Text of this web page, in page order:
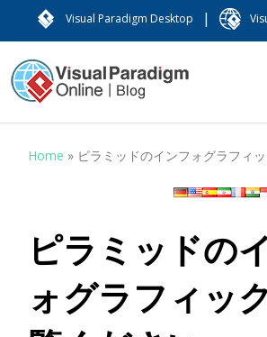
Visual Paradigm Desktop |
Home » ピラミッドのインフォグラフィ
ピラミッドの
ォグラフィッ